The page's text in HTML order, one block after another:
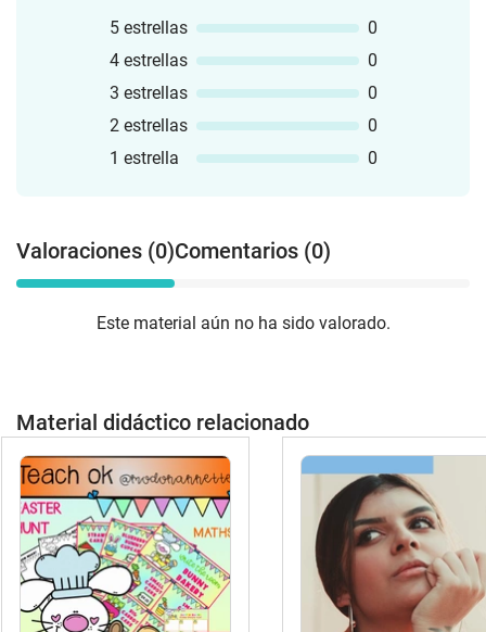
5 estrellas
0
4 estrellas
0
3 estrellas
0
2 estrellas
0
1 estrella
0
Valoraciones (0)Comentarios (0)
Este material aún no ha sido valorado.
Material didáctico relacionado